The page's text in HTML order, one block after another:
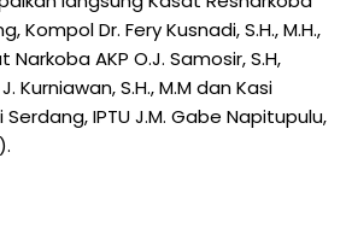
Kompol Dr. Fery Kusnadi, S.H., M.H.,
AKP O.J. Samosir, S.H,
Kurniawan, S.H., M.M dan Kasi
IPTU J.M. Gabe Napitupulu,